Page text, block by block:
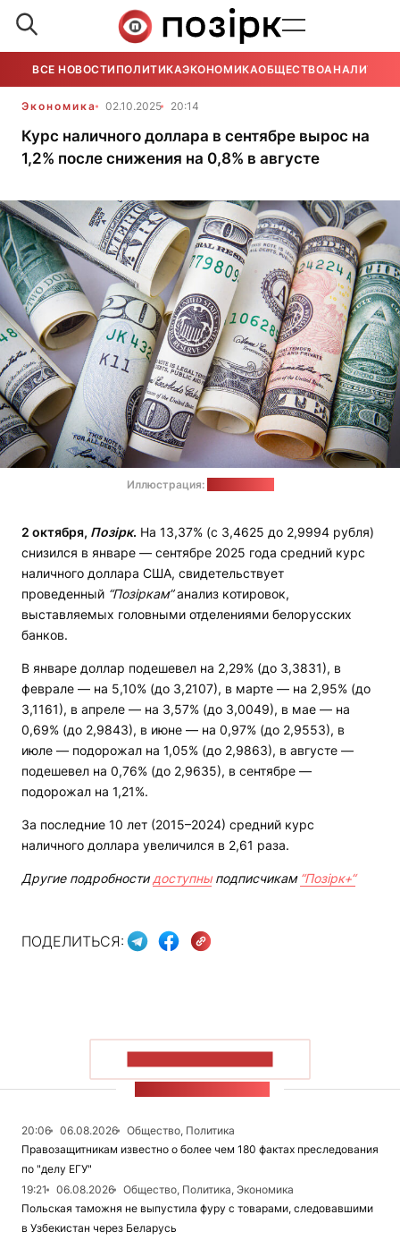
ВСЕ НОВОСТИ ПОЛИТИКАЭКОНОМИКАОБЩЕСТВОАНАЛИТИКА
Экономика 02.10.2025 20:14
Курс наличного доллара в сентябре вырос на
1,2% после снижения на 0,8% в августе
Иллюстрация:
2 октября, Позірк. На 13,37% (с 3,4625 до 2,9994 рубля)
снизился в январе — сентябре 2025 года средний курс
наличного доллара США, свидетельствует
проведенный “Позіркам”анализ котировок,
выставляемых головными отделениями белорусских
банков.
В январе доллар подешевел на 2,29% (до 3,3831), в
феврале — на 5,10% (до 3,2107), в марте — на 2,95% (до
3,1161), в апреле — на 3,57% (до 3,0049), в мае — на
0,69% (до 2,9843), в июне — на 0,97% (до 2,9553), в
июле — подорожал на 1,05% (до 2,9863), в августе —
подешевел на 0,76% (до 2,9635), в сентябре —
подорожал на 1,21%.
За последние 10 лет (2015–2024) средний курс
наличного доллара увеличился в 2,61 раза.
Другие подробности доступныподписчикам “Позірк+“
ПОДЕЛИТЬСЯ:
20:06 06.08.2026
Общество, Политика
Правозащитникам известно о более чем 180 фактах преследования
по "делу ЕГУ"
19:21
06.08.2026
Общество, Политика, Экономика
Польская таможня не выпустила фуру с товарами, следовавшими
в Узбекистан через Беларусь